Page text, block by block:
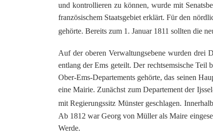
und kontrollieren zu können, wurde mit
französischem Staatsgebiet erklärt. Für den
gehörte. Bereits zum 1. Januar 1811 sollten die
Auf der oberen Verwaltungsebene wurden drei
entlang der Ems geteilt. Der rechtsemsische
Ober-Ems-Departements gehörte, das seinen
eine Mairie. Zunächst zum Departement der
mit Regierungssitz Münster geschlagen.
Ab 1812 war Georg von Müller als Maire
Werde.